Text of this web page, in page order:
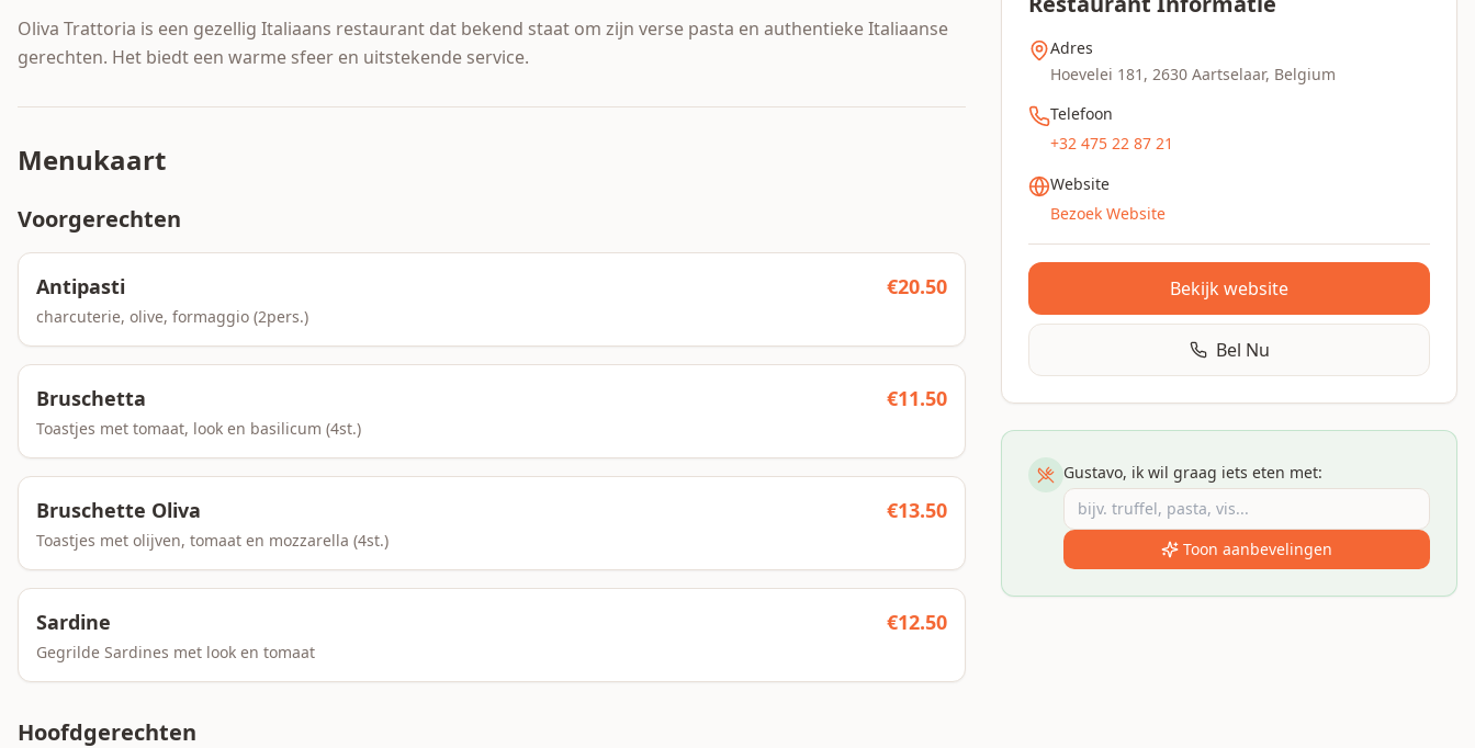
Oliva Trattoria is een gezellig Italiaans restaurant dat bekend staat om zijn verse pasta en authentieke Italiaanse
gerechten. Het biedt een warme sfeer en uitstekende service.
Menukaart
Voorgerechten
Antipasti
charcuterie, olive, formaggio (2pers.)
€20.50
Bruschetta
Toastjes met tomaat, look en basilicum (4st.)
€11.50
Bruschette Oliva
Toastjes met olijven, tomaat en mozzarella (4st.)
€13.50
Sardine
Gegrilde Sardines met look en tomaat
€12.50
Hoofdgerechten
Adres
Hoevelei 181, 2630 Aartselaar, Belgium
Telefoon
+32 475 22 87 21
Website
Bezoek Website
Bekijk website
Bel Nu
Gustavo, ik wil graag iets eten met:
Toon aanbevelingen